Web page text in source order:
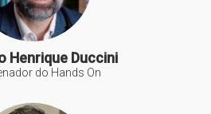
Henrique Duccini
do Hands On